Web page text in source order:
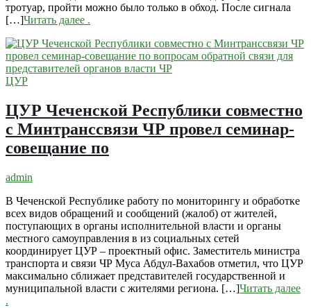
тротуар, пройти можно было только в обход. После сигнала
[…]Читать далее .
ЦУР
ЦУР Чеченской Республики совместно
с Минтранссвязи ЧР провел семинар-
совещание по
admin
В Чеченской Республике работу по мониторингу и обработке
всех видов обращений и сообщений (жалоб) от жителей,
поступающих в органы исполнительной власти и органы
местного самоуправления в из социальных сетей
координирует ЦУР – проектный офис. Заместитель министра
транспорта и связи ЧР Муса Абдул-Вахабов отметил, что ЦУР
максимально сближает представителей государственной и
муниципальной власти с жителями региона. […]Читать далее
.